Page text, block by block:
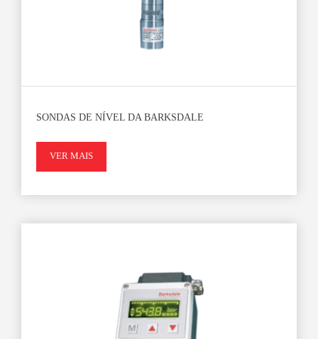
SONDAS DE NÍVEL DA BARKSDALE
VER MAIS